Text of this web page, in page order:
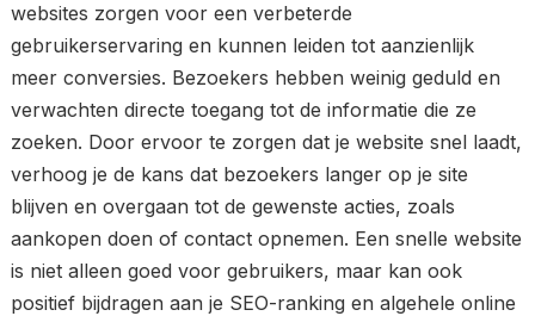
websites zorgen voor een verbeterde
gebruikerservaring en kunnen leiden tot aanzienlijk
meer conversies. Bezoekers hebben weinig geduld en
verwachten directe toegang tot de informatie die ze
zoeken. Door ervoor te zorgen dat je website snel laadt,
verhoog je de kans dat bezoekers langer op je site
blijven en overgaan tot de gewenste acties, zoals
aankopen doen of contact opnemen. Een snelle website
is niet alleen goed voor gebruikers, maar kan ook
positief bijdragen aan je SEO-ranking en algehele online